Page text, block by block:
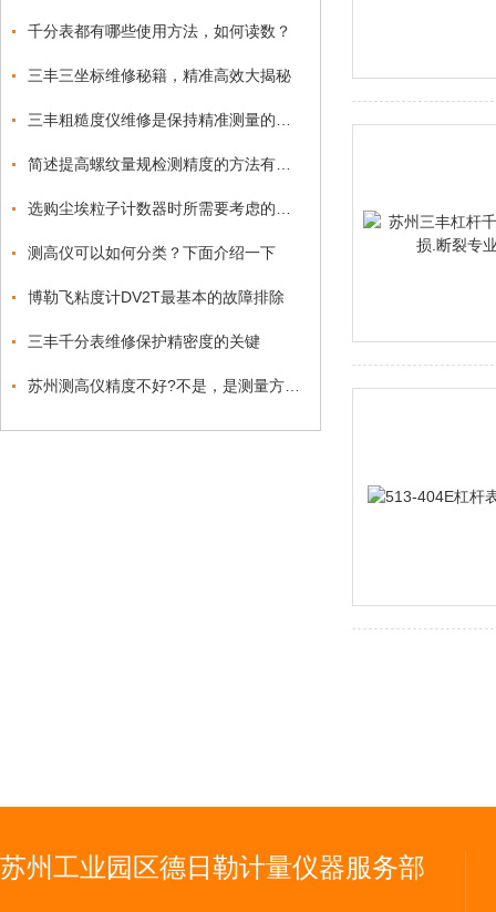
千分表都有哪些使用方法，如何读数？
三丰三坐标维修秘籍，精准高效大揭秘
测高仪可以如何分类？下面介绍一下
博勒飞粘度计DV2T最基本的故障排除
三丰千分表维修保护精密度的关键
苏州工业园区德日勒计量仪器服务部